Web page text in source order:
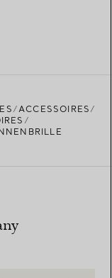
ACCESSOIRES